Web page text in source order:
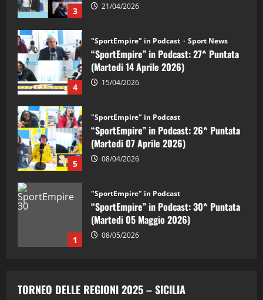
4 15/04/2026
5
"SportEmpire" in Podcast
“SportEmpire” in Podcast: 26^ Puntata
(Martedi 07 Aprile 2026)
08/04/2026
1
"SportEmpire" in Podcast
“SportEmpire” in Podcast: 30^ Puntata
(Martedi 05 Maggio 2026)
08/05/2026
2
"SportEmpire" in Podcast
“SportEmpire” in Podcast: 29^ Puntata
(Martedi 28 Aprile 2026)
28/04/2026
“SportEmpire” in Podcast: 28^ Puntata
(Martedi 21 Aprile 2026)
TORNEO DELLE REGIONI 2025 – SICILIA